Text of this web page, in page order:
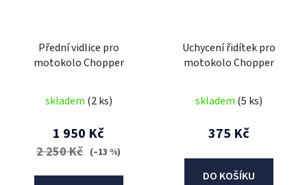
Přední vidlice pro
motokolo Chopper
skladem (2 ks)
1 950 Kč
2 250 Kč (–13 %)
Uchycení řidítek pro
motokolo Chopper
skladem (5 ks)
375 Kč
DO KOŠÍKU